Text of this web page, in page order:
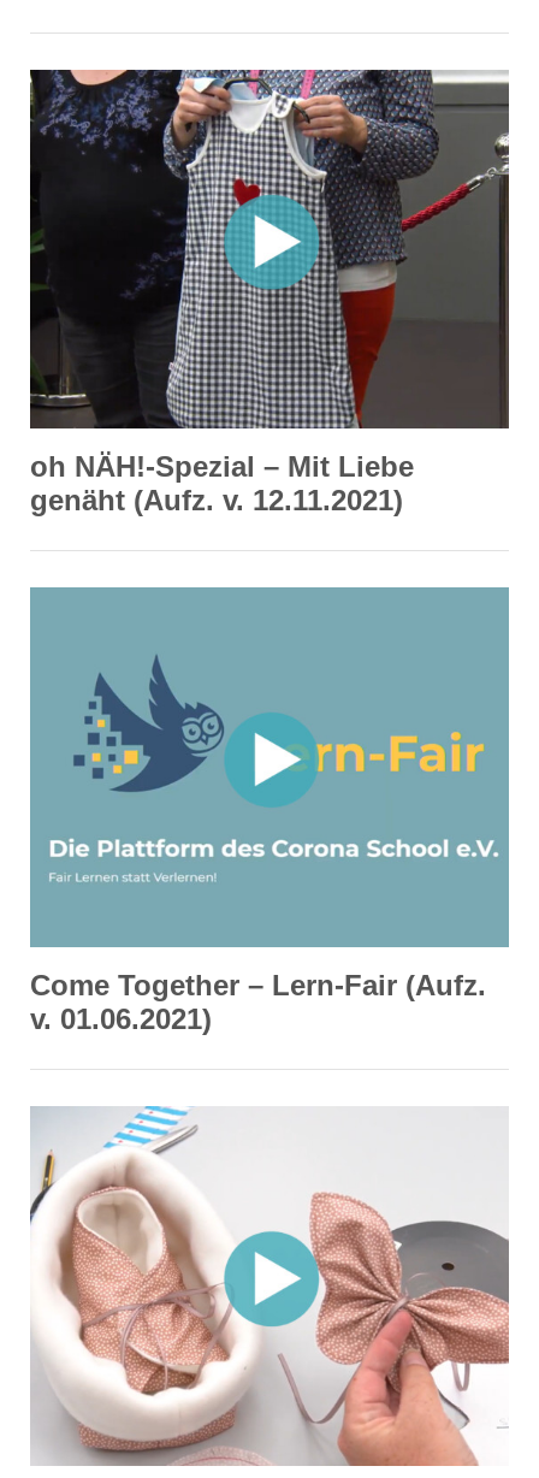
oh NÄH!-Spezial – Mit Liebe
genäht (Aufz. v. 12.11.2021)
Come Together – Lern-Fair (Aufz.
v. 01.06.2021)